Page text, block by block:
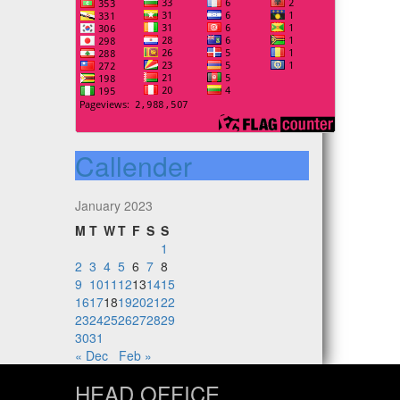
Callender
January 2023
M T WT F S S
1
2 3 4 5 6 7 8
9 1011 12131415
16171819202122
23242526272829
3031
« Dec
Feb »
HEAD OFFICE